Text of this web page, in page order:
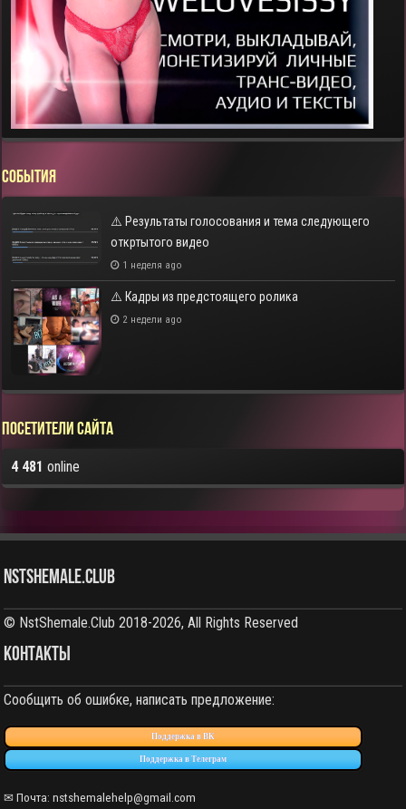
СОБЫТИЯ
⚠️ Результаты голосования и тема следующего
откртытого видео
1 неделя ago
⚠️ Кадры из предстоящего ролика
2 недели ago
Посетители сайта
4 481 online
NstShemale.Club
© NstShemale.Club 2018-2026, All Rights Reserved
КОНТАКТЫ
Сообщить об ошибке, написать предложение:
Поддержка в ВК
Поддержка в Телеграм
✉ Почта:nstshemalehelp@gmail.com